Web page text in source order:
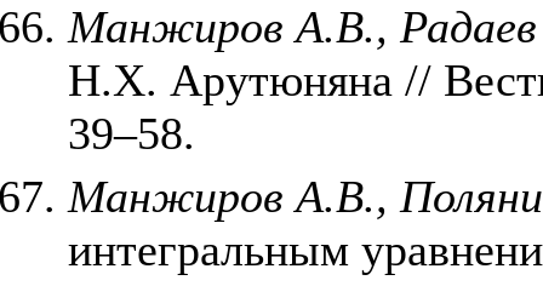
Манжиров А.В.,
Н.Х. Арутюняна //
39–58.
Манжиров А.В.,
интегральным